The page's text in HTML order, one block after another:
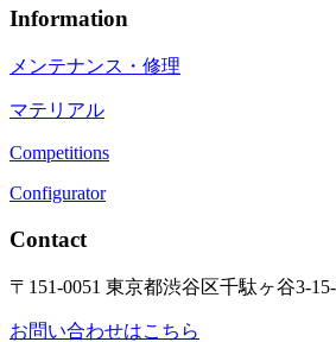
Information
メンテナンス・修理
マテリアル
Competitions
Configurator
Contact
〒151-0051 東京都渋谷区千駄ヶ谷3-
お問い合わせはこちら